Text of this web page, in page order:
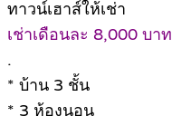
ทาวน์เฮาส์ให้เช่า
เช่าเดือนละ 8,000 บาท
.
* บ้าน 3 ชั้น
* 3 ห้องนอน